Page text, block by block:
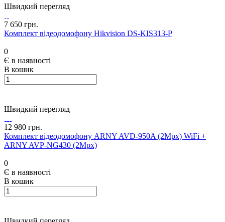
Швидкий перегляд
7 650 грн.
Комплект відеодомофону Hikvision DS-KIS313-P
0
Є в наявності
В кошик
Швидкий перегляд
12 980 грн.
Комплект відеодомофону ARNY AVD-950A (2Mpx) WiFi +
ARNY AVP-NG430 (2Mpx)
0
Є в наявності
В кошик